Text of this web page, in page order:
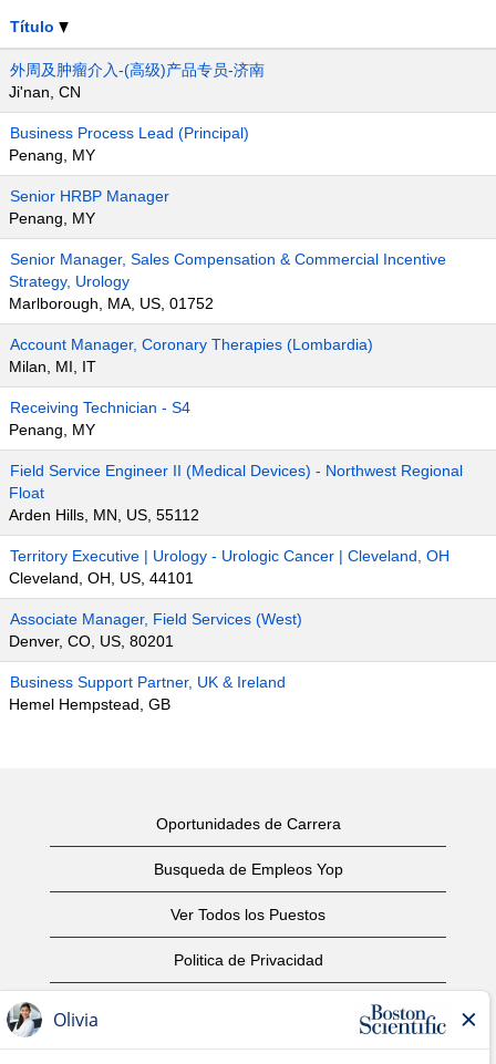
Título
外周及肿瘤介入-(高级)产品专员-济南
Ji'nan, CN
Business Process Lead (Principal)
Penang, MY
Senior HRBP Manager
Penang, MY
Senior Manager, Sales Compensation & Commercial Incentive
Strategy, Urology
Marlborough, MA, US, 01752
Account Manager, Coronary Therapies (Lombardia)
Milan, MI, IT
Receiving Technician - S4
Penang, MY
Field Service Engineer II (Medical Devices) - Northwest Regional
Float
Arden Hills, MN, US, 55112
Territory Executive | Urology - Urologic Cancer | Cleveland, OH
Cleveland, OH, US, 44101
Associate Manager, Field Services (West)
Denver, CO, US, 80201
Business Support Partner, UK & Ireland
Hemel Hempstead, GB
Oportunidades de Carrera
Busqueda de Empleos Yop
Ver Todos los Puestos
Politica de Privacidad
Aviso de Derechos de Autor